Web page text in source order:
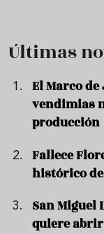
Últimas
El Marco
vendimias
producción
Fallece
histórico
San Miguel
quiere abrir